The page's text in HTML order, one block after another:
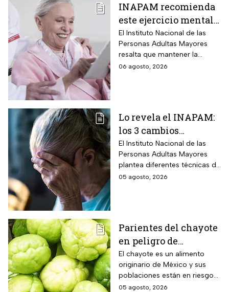
INAPAM recomienda
este ejercicio mental
para adultos mayores
5 veces a la semana
durante 3 meses para
mejorar la atención
El Instituto Nacional de las
Personas Adultas Mayores
resalta que mantener la
disciplina es la clave para
06 agosto, 2026
Lo revela el INAPAM:
los 3 cambios
silenciosos que sufre
tu cerebro de forma
natural al envejecer
El Instituto Nacional de las
Personas Adultas Mayores
plantea diferentes técnicas de
estimulación mental para
05 agosto, 2026
Parientes del chayote
en peligro de
extinción, advierte
Instituto de Ecología
El chayote es un alimento
originario de México y sus
poblaciones están en riesgo
de desaparecer a corto plazo
05 agosto, 2026